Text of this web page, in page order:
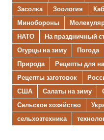
Засолка
Зоология
Минобороны
НАТО
На праздничный
Огурцы на зиму
Погода
Природа
Рецепты для
Рецепты заготовок
США
Салаты на зиму
Сельское хозяйство
сельхозтехника